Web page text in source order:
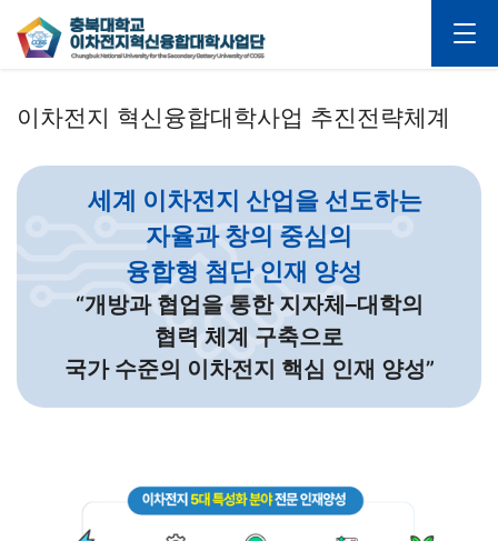
이차전지 혁신융합대학사업 추진전략체계
세계 이차전지 산업을 선도하는
자율과 창의 중심의
융합형 첨단 인재 양성
“개방과 협업을 통한 지자체–대학의
협력 체계 구축으로
국가 수준의 이차전지 핵심 인재 양성”